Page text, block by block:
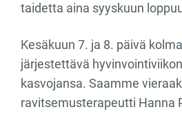
taidetta aina syyskuun
Kesäkuun 7. ja 8. päivä
järjestettävä
kasvojansa. Saamme
ravitsemusterapeutti Hanna